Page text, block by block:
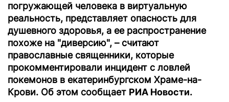
погружающей человека в виртуальную
реальность, представляет опасность для
душевного здоровья, а ее распространение
похоже на "диверсию", – считают
православные священники, которые
прокомментировали инцидент с ловлей
покемонов в екатеринбургском Храме-на-
Крови. Об этом сообщает РИА Новости.